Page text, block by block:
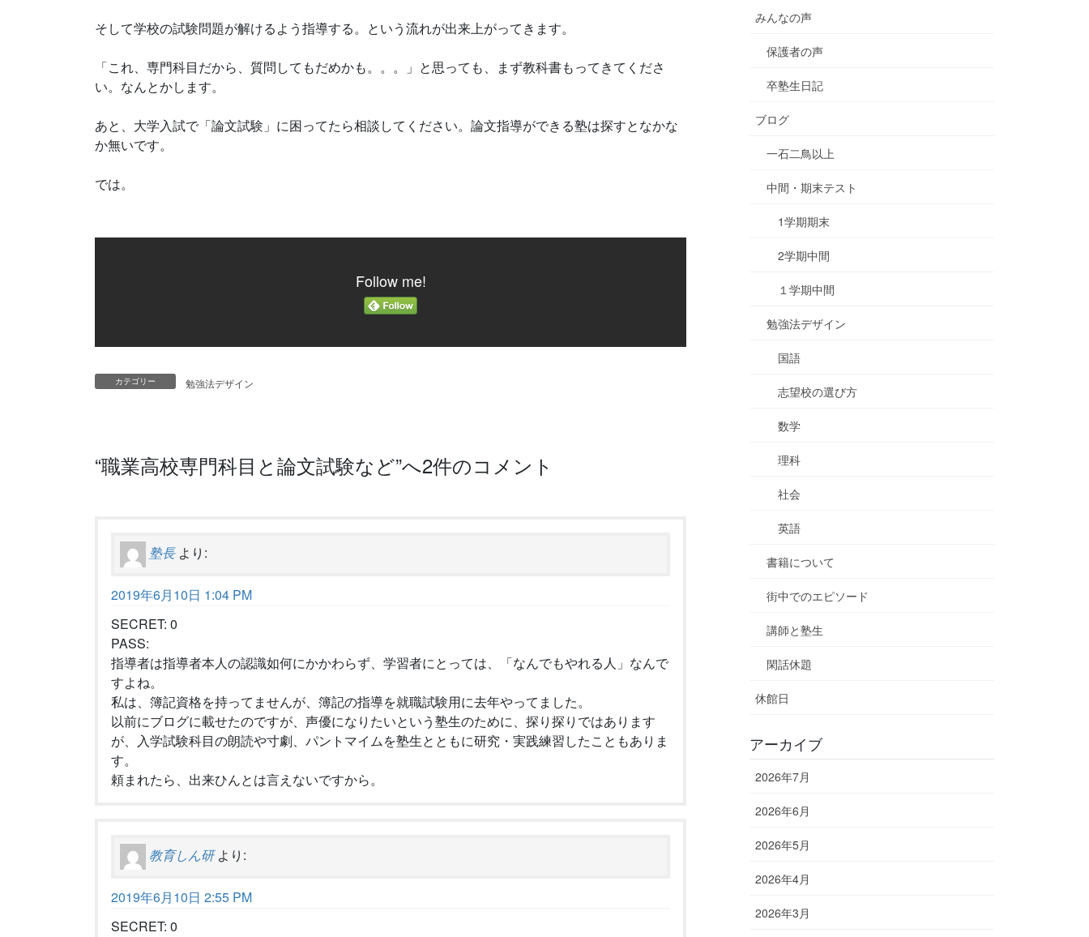
そして学校の試験問題が解けるよう指導する。という流れが出来上がってきます。
「これ、専門科目だから、質問してもだめかも。。。」と思っても、まず教科書もってきてくださ
い。なんとかします。
あと、大学入試で「論文試験」に困ってたら相談してください。論文指導ができる塾は探すとなかな
か無いです。
では。
Follow me!
カテゴリー 勉強法デザイン
“職業高校専門科目と論文試験など”へ2件のコメント
塾長 より:
2019年6月10日 1:04 PM
SECRET: 0
PASS:
指導者は指導者本人の認識如何にかかわらず、学習者にとっては、「なんでもやれる人」なんで
すよね。
私は、簿記資格を持ってませんが、簿記の指導を就職試験用に去年やってました。
以前にブログに載せたのですが、声優になりたいという塾生のために、探り探りではあります
が、入学試験科目の朗読や寸劇、パントマイムを塾生とともに研究・実践練習したこともありま
す。
頼まれたら、出来ひんとは言えないですから。
教育しん研 より:
2019年6月10日 2:55 PM
SECRET: 0
みんなの声
保護者の声
卒塾生日記
ブログ
一石二鳥以上
中間・期末テスト
1学期期末
2学期中間
１学期中間
勉強法デザイン
国語
志望校の選び方
数学
理科
社会
英語
書籍について
街中でのエピソード
講師と塾生
閑話休題
休館日
アーカイブ
2026年7月
2026年6月
2026年5月
2026年4月
2026年3月